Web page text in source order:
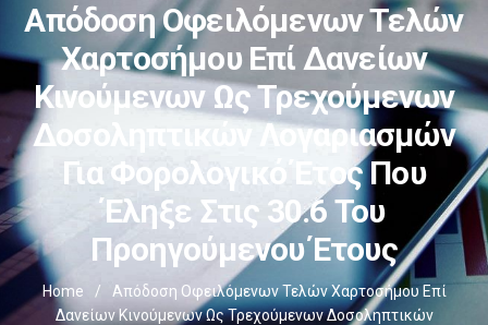
Απόδοση Οφειλόμενων Τελών
Χαρτοσήμου Επί Δανείων
Κινούμενων Ως Τρεχούμενων
Δοσοληπτικών Λογαριασμών
Για Φορολογικό Έτος Που
Έληξε Στις 30.6 Του
Προηγούμενου Έτους
Home /
Απόδοση Οφειλόμενων Τελών Χαρτοσήμου Επί
Δανείων Κινούμενων Ως Τρεχούμενων Δοσοληπτικών